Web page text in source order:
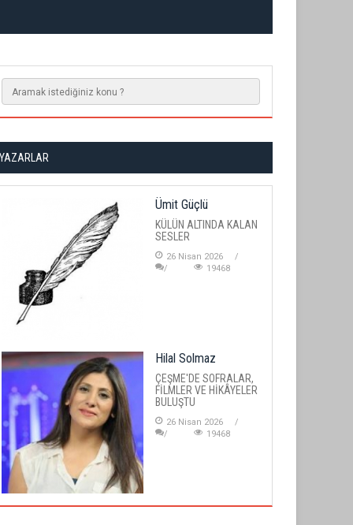
YAZARLAR
Ümit Güçlü
KÜLÜN ALTINDA KALAN
SESLER
26 Nisan 2026
19468
Hilal Solmaz
ÇEŞME'DE SOFRALAR,
FİLMLER VE HİKÂYELER
BULUŞTU
26 Nisan 2026
19468